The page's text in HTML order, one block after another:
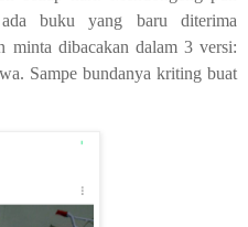
buku yang baru diterima
minta dibacakan dalam 3 versi:
Sampe bundanya kriting buat